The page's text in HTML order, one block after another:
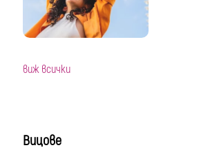
виж всички
Вицове